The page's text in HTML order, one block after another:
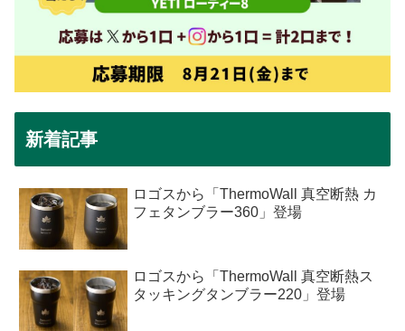
新着記事
ロゴスから「ThermoWall 真空断熱 カ
フェタンブラー360」登場
ロゴスから「ThermoWall 真空断熱ス
タッキングタンブラー220」登場